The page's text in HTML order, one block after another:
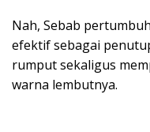
Nah, Sebab
efektif sebagai
rumput sekaligus
warna lembutnya.